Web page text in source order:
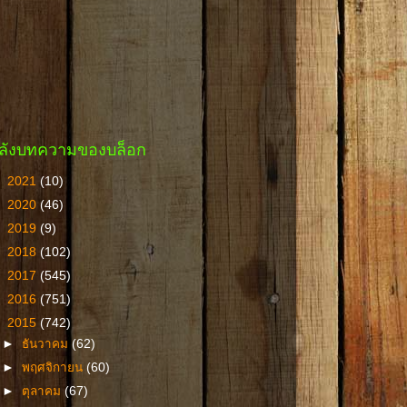
งบทความของบล็อก
2021 (10)
2020 (46)
2019 (9)
2018 (102)
2017 (545)
2016 (751)
2015 (742)
► ธันวาคม(62)
►พฤศจิกายน(60)
► ตุลาคม(67)